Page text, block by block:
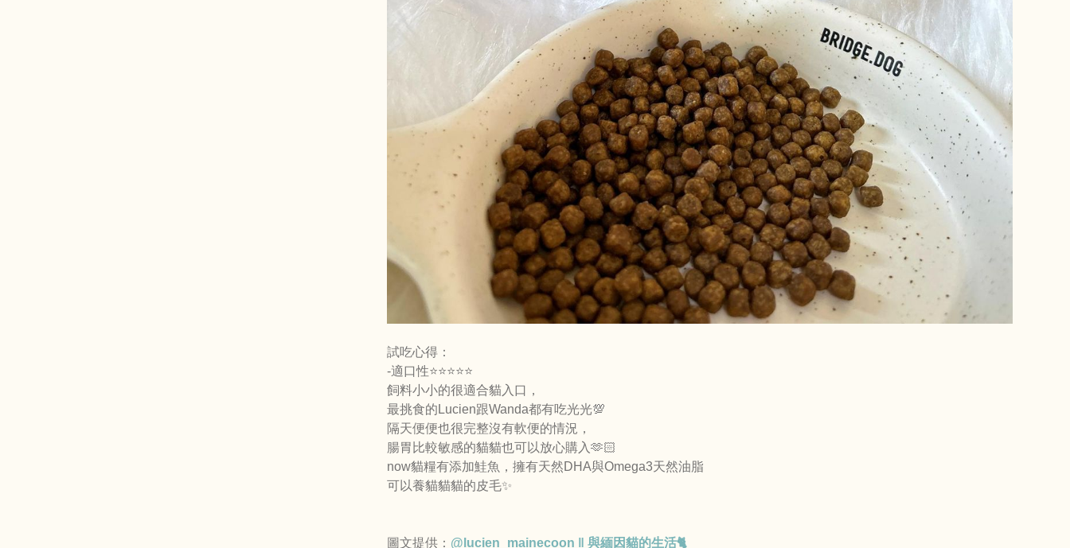
試吃心得：
-適口性⭐️⭐️⭐️⭐️⭐️
飼料小小的很適合貓入口，
最挑食的Lucien跟Wanda都有吃光光💯
隔天便便也很完整沒有軟便的情況，
腸胃比較敏感的貓貓也可以放心購入🫶🏻
now貓糧有添加鮭魚，擁有天然DHA與Omega3天然油脂
可以養貓貓貓的皮毛✨
圖文提供： @lucien_mainecoon ‖ 與緬因貓的生活🐈